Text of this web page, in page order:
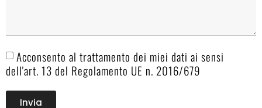
Acconsento al trattamento dei miei dati ai sensi
dell'art. 13 del Regolamento UE n. 2016/679
Invia